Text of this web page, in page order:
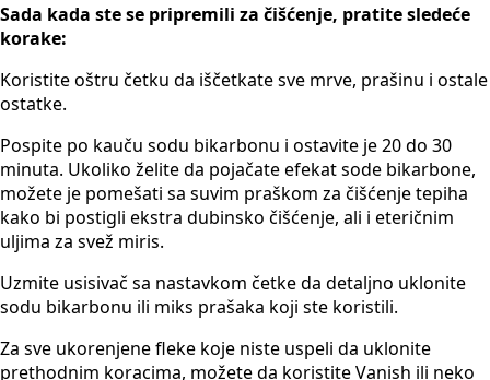
Sada kada ste se pripremili za čišćenje, pratite sledeće
korake:
Koristite oštru četku da iščetkate sve mrve, prašinu i ostale
ostatke.
Pospite po kauču sodu bikarbonu i ostavite je 20 do 30
minuta. Ukoliko želite da pojačate efekat sode bikarbone,
možete je pomešati sa suvim praškom za čišćenje tepiha
kako bi postigli ekstra dubinsko čišćenje, ali i eteričnim
uljima za svež miris.
Uzmite usisivač sa nastavkom četke da detaljno uklonite
sodu bikarbonu ili miks prašaka koji ste koristili.
Za sve ukorenjene fleke koje niste uspeli da uklonite
prethodnim koracima, možete da koristite Vanish ili neko